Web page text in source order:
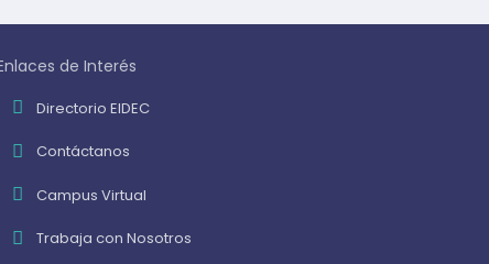
de Interés
Directorio EIDEC
Contáctanos
Campus Virtual
Trabaja con Nosotros